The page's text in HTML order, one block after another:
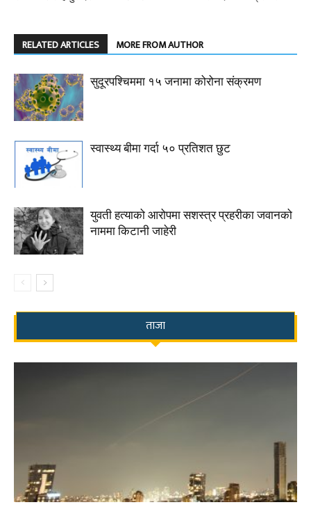
RELATED ARTICLES MORE FROM AUTHOR
सुदूरपश्चिममा १५ जनामा कोरोना संक्रमण
स्वास्थ्य बीमा गर्दा ५० प्रतिशत छुट
युवती हत्याको आरोपमा सशस्त्र प्रहरीका जवानको
नाममा किटानी जाहेरी
ताजा